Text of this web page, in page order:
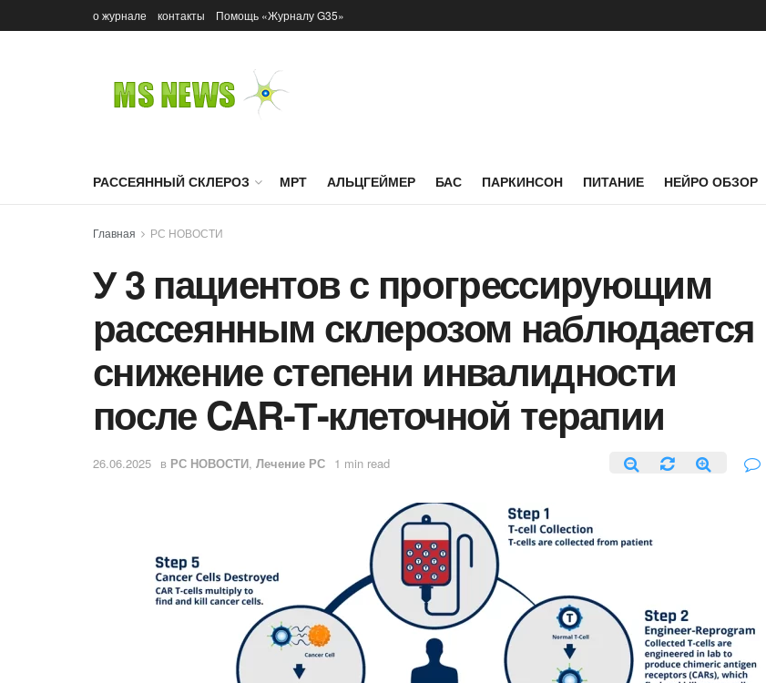
о журнале контакты Помощь «Журналу G35»
РАССЕЯННЫЙ СКЛЕРОЗ МРТ АЛЬЦГЕЙМЕР БАС ПАРКИНСОН ПИТАНИЕ НЕЙРО ОБЗОР
Главная РС НОВОСТИ
У 3 пациентов с прогрессирующим
рассеянным склерозом наблюдается
снижение степени инвалидности
после CAR-Т-клеточной терапии
26.06.2025 в РС НОВОСТИ, Лечение РС 1 min read